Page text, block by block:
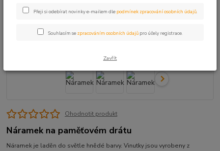
Náramek
Ohodnotit produkt
Náramek na paměťovém drátu
Náramek je laděn do světle hnědé barvy. Vinutky jsou vyrobeny z
Přeji si odebírat novinky e-mailem dle podmínek zpracování osobních údajů.
Souhlasím se zpracováním osobních údajů pro účely registrace.
Zavřít